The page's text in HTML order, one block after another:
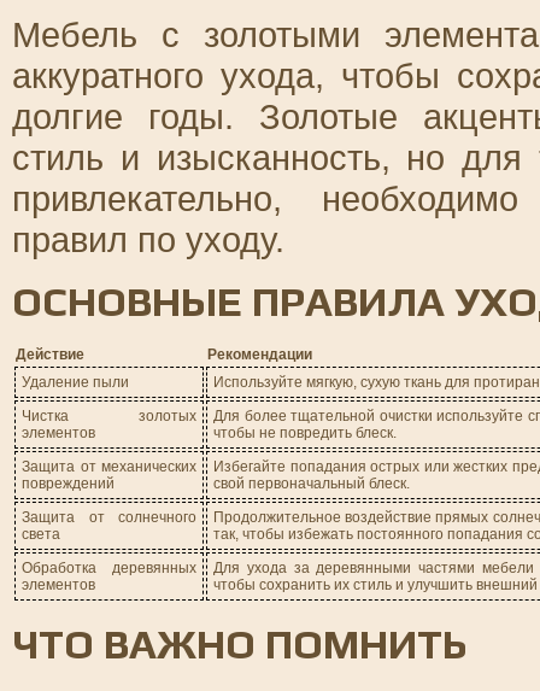
Мебель с золотыми
аккуратного ухода, чтобы
долгие годы. Золотые
стиль и изысканность, но
привлекательно,
правил по уходу.
ОСНОВНЫЕ ПРАВИЛА
Действие
Рекомендации
Удаление пыли
Используйте мягкую, сухую ткань для
Чистка золотых
элементов
Для более тщательной очистки используйте
чтобы не повредить блеск.
Защита от механических
повреждений
Избегайте попадания острых или жестких
свой первоначальный блеск.
Защита от солнечного
света
Продолжительное воздействие прямых
так, чтобы избежать постоянного попадания
Обработка деревянных
элементов
Для ухода за деревянными частями мебели
чтобы сохранить их стиль и улучшить внешний
ЧТО ВАЖНО ПОМНИТЬ